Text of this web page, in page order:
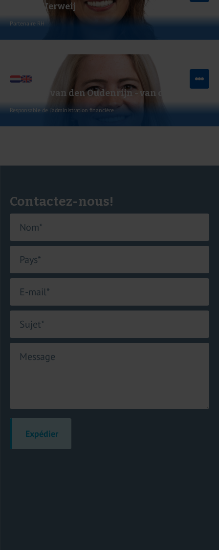
Leonie Verweij
Partenaire RH
Michelle van den Oudenrijn - van der Hoeven
Responsable de l’administration financière
Contactez-nous!
Nom*
Pays*
E-mail*
Sujet*
Message
Expédier